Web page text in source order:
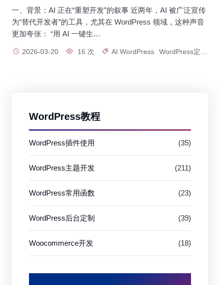
一、背景：AI 正在“重塑开发”的叙事 近两年，AI 被广泛宣传
为“替代开发者”的工具，尤其在 WordPress 领域，这种声音
更加夸张： “用 AI 一键生…
2026-03-20 16 次 AI WordPress WordPress定制开发
WordPress教程
WordPress插件使用 (35)
WordPress主题开发 (211)
WordPress常用函数 (23)
WordPress后台定制 (39)
Woocommerce开发 (18)